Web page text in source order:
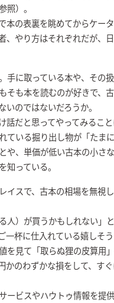
照）。
本の表裏を眺めてからケー
やり方はそれぞれだが、
手に取っている本や、その
そも本を読むのが好きで、
のではないだろうか。
だと思ってやってみるこ
ている掘り出し物が「たま
や、単価が低い古本の小さ
っている。
イスで、古本の相場を無視
人）が買うかもしれない」
一杯に仕入れている嬉しそ
を見て「取らぬ狸の皮算用
かのわずかな損をして、す
ービスやハウトゥ情報を提